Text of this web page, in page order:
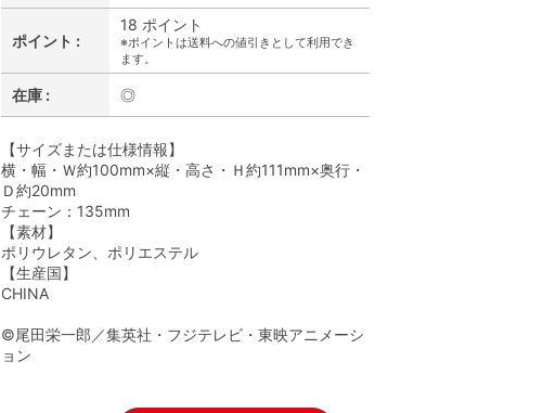
ポイント :
18 ポイント
※ポイントは送料への値引きとして利用でき
ます。
在庫 : ◎
【サイズまたは仕様情報】
横・幅・Ｗ約100mm×縦・高さ・Ｈ約111mm×奥行・
Ｄ約20mm
チェーン：135mm
【素材】
ポリウレタン、ポリエステル
【生産国】
CHINA
©尾田栄一郎／集英社・フジテレビ・東映アニメーシ
ョン